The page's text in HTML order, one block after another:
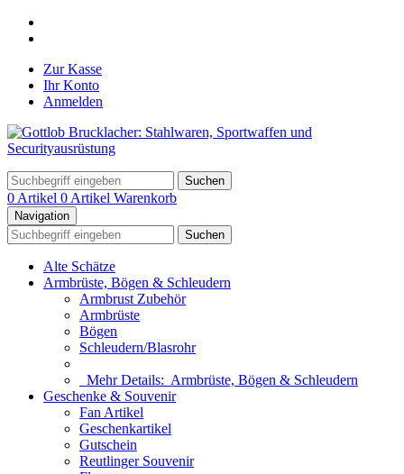
Zur Kasse
Ihr Konto
Anmelden
Suchen
0 Artikel 0 Artikel Warenkorb
Navigation
Suchen
Alte Schätze
Armbrüste, Bögen & Schleudern
Armbrust Zubehör
Armbrüste
Bögen
Schleudern/Blasrohr
Mehr Details: Armbrüste, Bögen & Schleudern
Geschenke & Souvenir
Fan Artikel
Geschenkartikel
Gutschein
Reutlinger Souvenir